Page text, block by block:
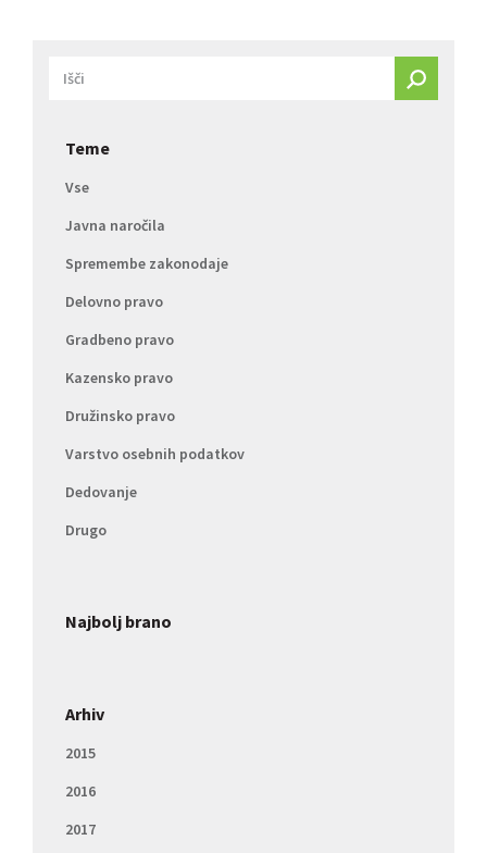
Teme
Vse
Javna naročila
Spremembe zakonodaje
Delovno pravo
Gradbeno pravo
Kazensko pravo
Družinsko pravo
Varstvo osebnih podatkov
Dedovanje
Drugo
Najbolj brano
Arhiv
2015
2016
2017